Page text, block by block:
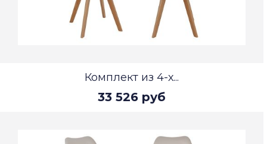
Комплект из 4-х...
33 526 руб